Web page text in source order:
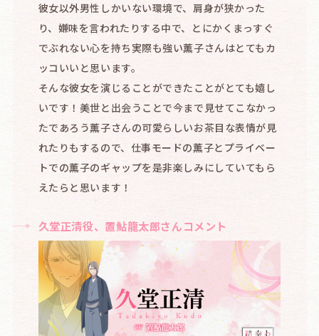
彼女以外男性しかいない環境で、肩身が狭かった
り、嫌味を言われたりする中で、とにかくまっすぐ
でぶれない心を持ち実際も強い薫子さんはとてもカ
ッコいいと思います。
そんな彼女を演じることができたことがとても嬉し
いです！美世と出会うことで今まで見せてこなかっ
たであろう薫子さんの可愛らしいお茶目な表情が見
れたりもするので、仕事モードの薫子とプライベー
トでの薫子のギャップを是非楽しみにしていてもら
えたらと思います！
久堂正清役、置鮎龍太郎さんコメント